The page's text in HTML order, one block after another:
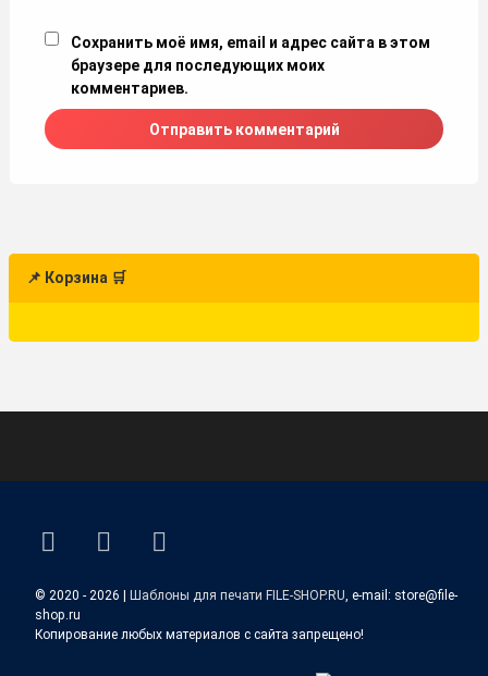
Сохранить моё имя, email и адрес сайта в этом
браузере для последующих моих
комментариев.
📌 Корзина 🛒
ВКонтакте
YouTube
E-mail
© 2020 - 2026 | Шаблоны для печати FILE-SHOP.RU, e-mail: store@file-
shop.ru
Копирование любых материалов с сайта запрещено!